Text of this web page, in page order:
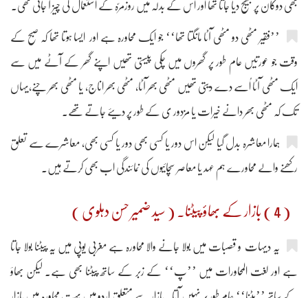
بھی دوکان پر بھیج دیا جاتا تھا اور اُس کے بدلہ میں روزمرّہ کے استعمال کی چیز آ جاتی تھی۔
’’فقیر مٹھی دو مٹھی آٹا مانگتا تھا‘‘ جو ایک محاورہ ہے اور ایسا ہوتا تھا کہ صبح کے
وقت جو عورتیں عام طور پر گھروں میں چکی پیستی تھیں اپنے گھر کے آٹے میں سے
ایک مٹھی آٹا اُسے دے دیتی تھیں مٹھی بھر آٹا، مٹھی بھر اناج، یا مٹھی بھر چنے،یہاں
تک کہ مٹھی بھر دانے خیرات یا مزدور ی کے طور پر دیئے جاتے تھے۔
ہمارا معاشرہ بدل گیا لیکن اس دور یا کسی بھی دور یا کسی بھی، معاشرے سے تعلق
رکھنے والے محاورے ہم عہد یا معاصر سچائیوں کی نمائندگی اب بھی کرتے ہیں۔
( 4 ) بازار کے بھاؤ پیٹنا۔ ( سید ضمیر حسن دہلوی )
یہ دیہات و قصبات میں بولا جانے والا محاورہ ہے مغربی یوپی میں یہ پیٹنا بولا جاتا
ہے اور لغت المحاورات میں ’’پ‘‘ کے زبر کے ساتھ پیٹنا بھی ہے۔ لیکن بھاؤ